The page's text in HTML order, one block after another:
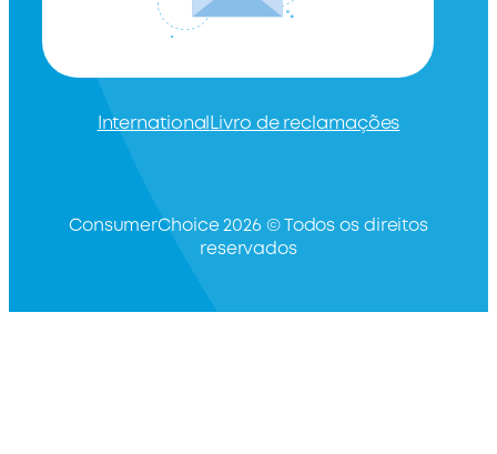
International Livro de reclamações
ConsumerChoice 2026 © Todos os direitos
reservados